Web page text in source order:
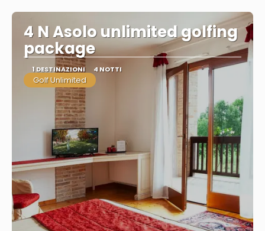
4 N Asolo unlimited golfing
package
1 DESTINAZIONI 4 NOTTI
Golf Unlimited